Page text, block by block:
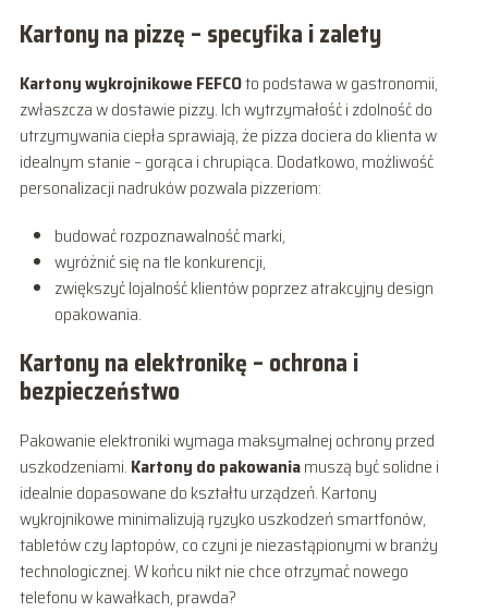
Kartony na pizzę – specyfika i zalety
Kartony wykrojnikowe FEFCOto podstawa w gastronomii,
zwłaszcza w dostawie pizzy. Ich wytrzymałość i zdolność do
utrzymywania ciepła sprawiają, że pizza dociera do klienta w
idealnym stanie – gorąca i chrupiąca. Dodatkowo, możliwość
personalizacji nadruków pozwala pizzeriom:
budować rozpoznawalność marki,
wyróżnić się na tle konkurencji,
zwiększyć lojalność klientów poprzez atrakcyjny design
opakowania.
Kartony na elektronikę – ochrona i
bezpieczeństwo
Pakowanie elektroniki wymaga maksymalnej ochrony przed
uszkodzeniami. Kartony do pakowaniamuszą być solidne i
idealnie dopasowane do kształtu urządzeń. Kartony
wykrojnikowe minimalizują ryzyko uszkodzeń smartfonów,
tabletów czy laptopów, co czyni je niezastąpionymi w branży
technologicznej. W końcu nikt nie chce otrzymać nowego
telefonu w kawałkach, prawda?